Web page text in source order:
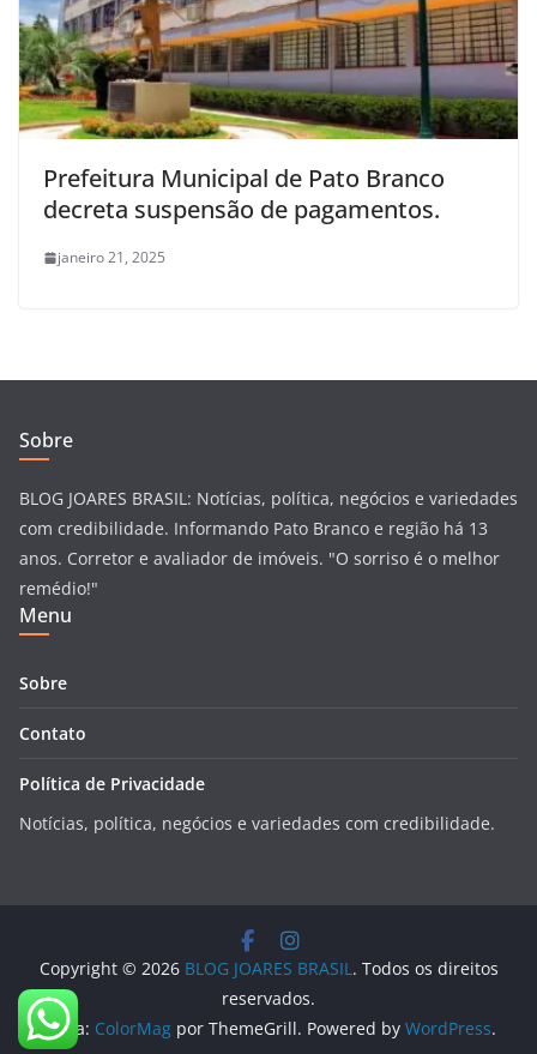
Prefeitura Municipal de Pato Branco
decreta suspensão de pagamentos.
janeiro 21, 2025
Sobre
BLOG JOARES BRASIL: Notícias, política, negócios e variedades
com credibilidade. Informando Pato Branco e região há 13
anos. Corretor e avaliador de imóveis. "O sorriso é o melhor
remédio!"
Menu
Sobre
Contato
Política de Privacidade
Notícias, política, negócios e variedades com credibilidade.
Copyright © 2026 BLOG JOARES BRASIL. Todos os direitos
reservados.
Tema: ColorMag por ThemeGrill. Powered by WordPress.